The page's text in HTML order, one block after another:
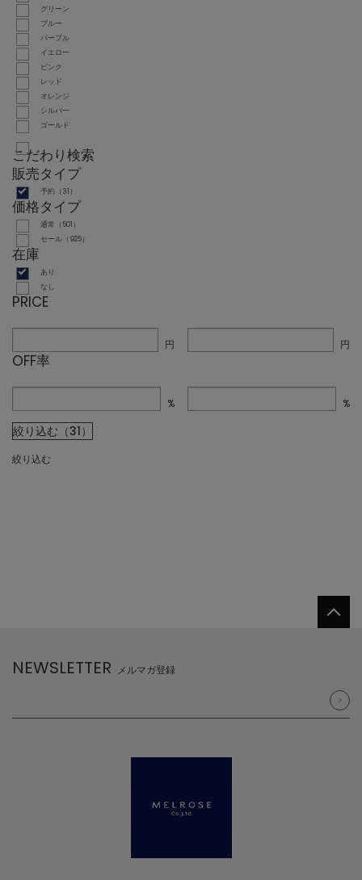
グリーン
ブルー
パープル
イエロー
ピンク
レッド
オレンジ
シルバー
ゴールド
こだわり検索
販売タイプ
予約（31）
価格タイプ
通常（501）
セール（925）
在庫
あり
なし
PRICE
円 円
OFF率
% %
絞り込む（31）
絞り込む
NEWSLETTER メルマガ登録